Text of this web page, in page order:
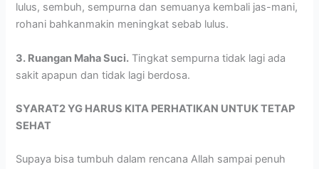
lulus, sembuh, sempurna dan semuanya kembali jas-mani,
rohani bahkanmakin meningkat sebab lulus.
3. Ruangan Maha Suci. Tingkat sempurna tidak lagi ada
sakit apapun dan tidak lagi berdosa.
SYARAT2 YG HARUS KITA PERHATIKAN UNTUK TETAP
SEHAT
Supaya bisa tumbuh dalam rencana Allah sampai penuh